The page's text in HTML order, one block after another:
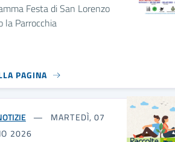
Festa di San Lorenzo
la Parrocchia
PAGINA
MARTEDÌ, 07
2026